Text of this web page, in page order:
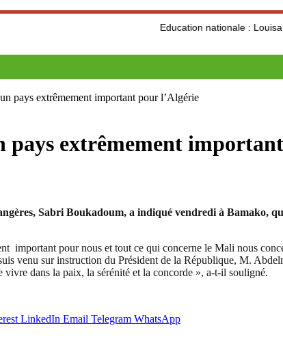
Education nationale : Louisa Hanoune
pays extrêmement important pour l’Algérie
pays extrêmement
Sabri Boukadoum, a indiqué vendredi à Bamako,
important pour nous et tout ce qui concerne le Mali nous
venu sur instruction du Président de la République, M.
vivre dans la paix, la sérénité et la concorde », a-t-il souligné.
LinkedIn Email Telegram WhatsApp